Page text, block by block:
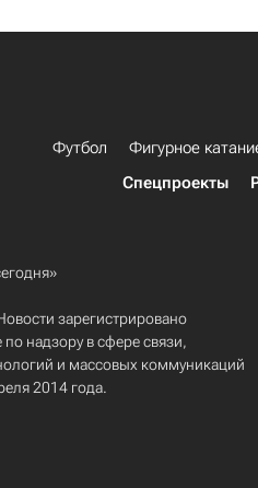
Футбол Фигурное
Спецпроекты
зарегистрировано
надзору в сфере связи,
и массовых коммуникаций
2014 года.